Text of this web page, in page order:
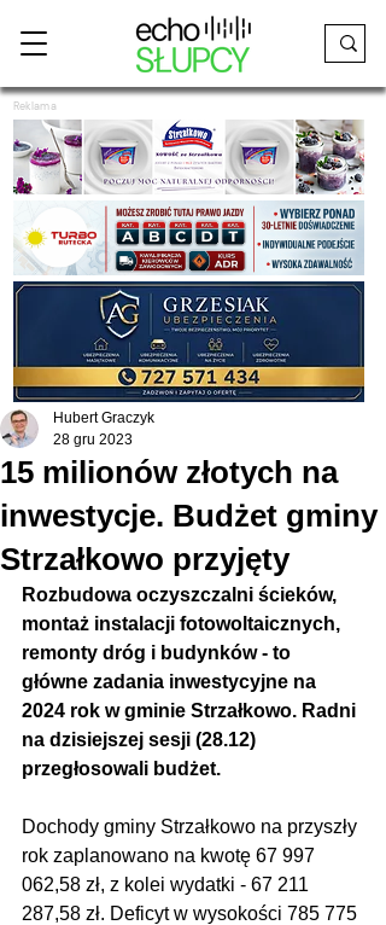
Reklama
15 milionów złotych na
inwestycje. Budżet gminy
Strzałkowo przyjęty
Hubert Graczyk
28 gru 2023
Rozbudowa oczyszczalni ścieków,
montaż instalacji fotowoltaicznych,
remonty dróg i budynków - to
główne zadania inwestycyjne na
2024 rok w gminie Strzałkowo. Radni
na dzisiejszej sesji (28.12)
przegłosowali budżet.
Dochody gminy Strzałkowo na przyszły
rok zaplanowano na kwotę 67 997
062,58 zł, z kolei wydatki - 67 211
287,58 zł. Deficyt w wysokości 785 775